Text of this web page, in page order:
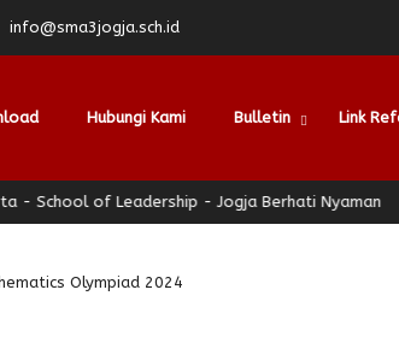
info@sma3jogja.sch.id
Hubungi Kami Bulletin Link
Leadership - Jogja Berhati Nyaman SMAN
Olympiad 2024